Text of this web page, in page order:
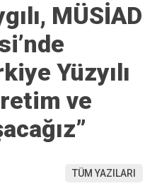
MÜSİAD
Yüzyılı
ve
TÜM YAZILARI